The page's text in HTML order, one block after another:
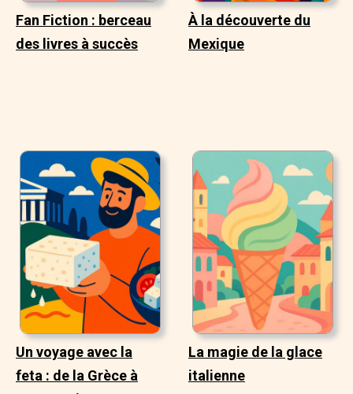
Fan Fiction : berceau
des livres à succès
À la découverte du
Mexique
Un voyage avec la
feta : de la Grèce à
La magie de la glace
italienne